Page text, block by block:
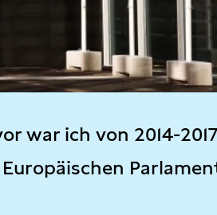
war ich von 2014-2017